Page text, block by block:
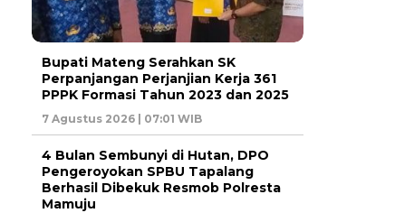
Bupati Mateng Serahkan SK
Perpanjangan Perjanjian Kerja 361
PPPK Formasi Tahun 2023 dan 2025
7 Agustus 2026 | 07:01 WIB
4 Bulan Sembunyi di Hutan, DPO
Pengeroyokan SPBU Tapalang
Berhasil Dibekuk Resmob Polresta
Mamuju